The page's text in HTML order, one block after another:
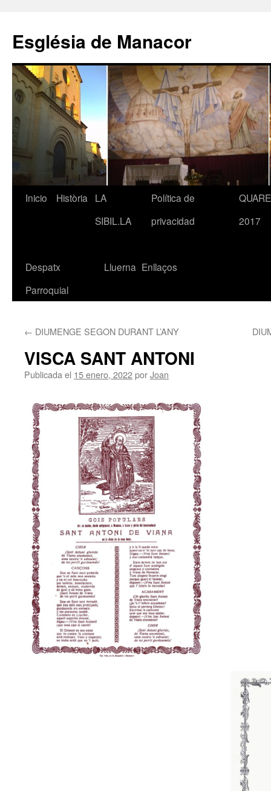
contenido
Església de Manacor
Inicio Història
LA
SIBIL.LA
Política de
privacidad
2017
Despatx
Parroquial
Lluerna Enllaços
← DIUMENGE SEGON DURANT L’ANY
VISCA SANT ANTONI
Publicada el 15 enero, 2022porJoan